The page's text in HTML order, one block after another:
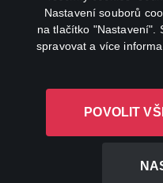
Nastavení souborů
na tlačítko "Nastavení".
spravovat a více
POVOLIT
L-1246 Luxembourg R.C.S.